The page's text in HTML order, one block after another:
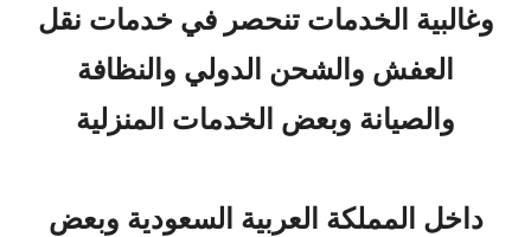
وغالبية الخدمات تنحصر في خدمات نقل
العفش والشحن الدولي والنظافة
والصيانة وبعض الخدمات المنزلية
داخل المملكة العربية السعودية وبعض